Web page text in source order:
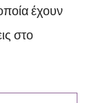
έχουν
στο